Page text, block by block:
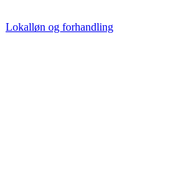
Lokalløn og forhandling